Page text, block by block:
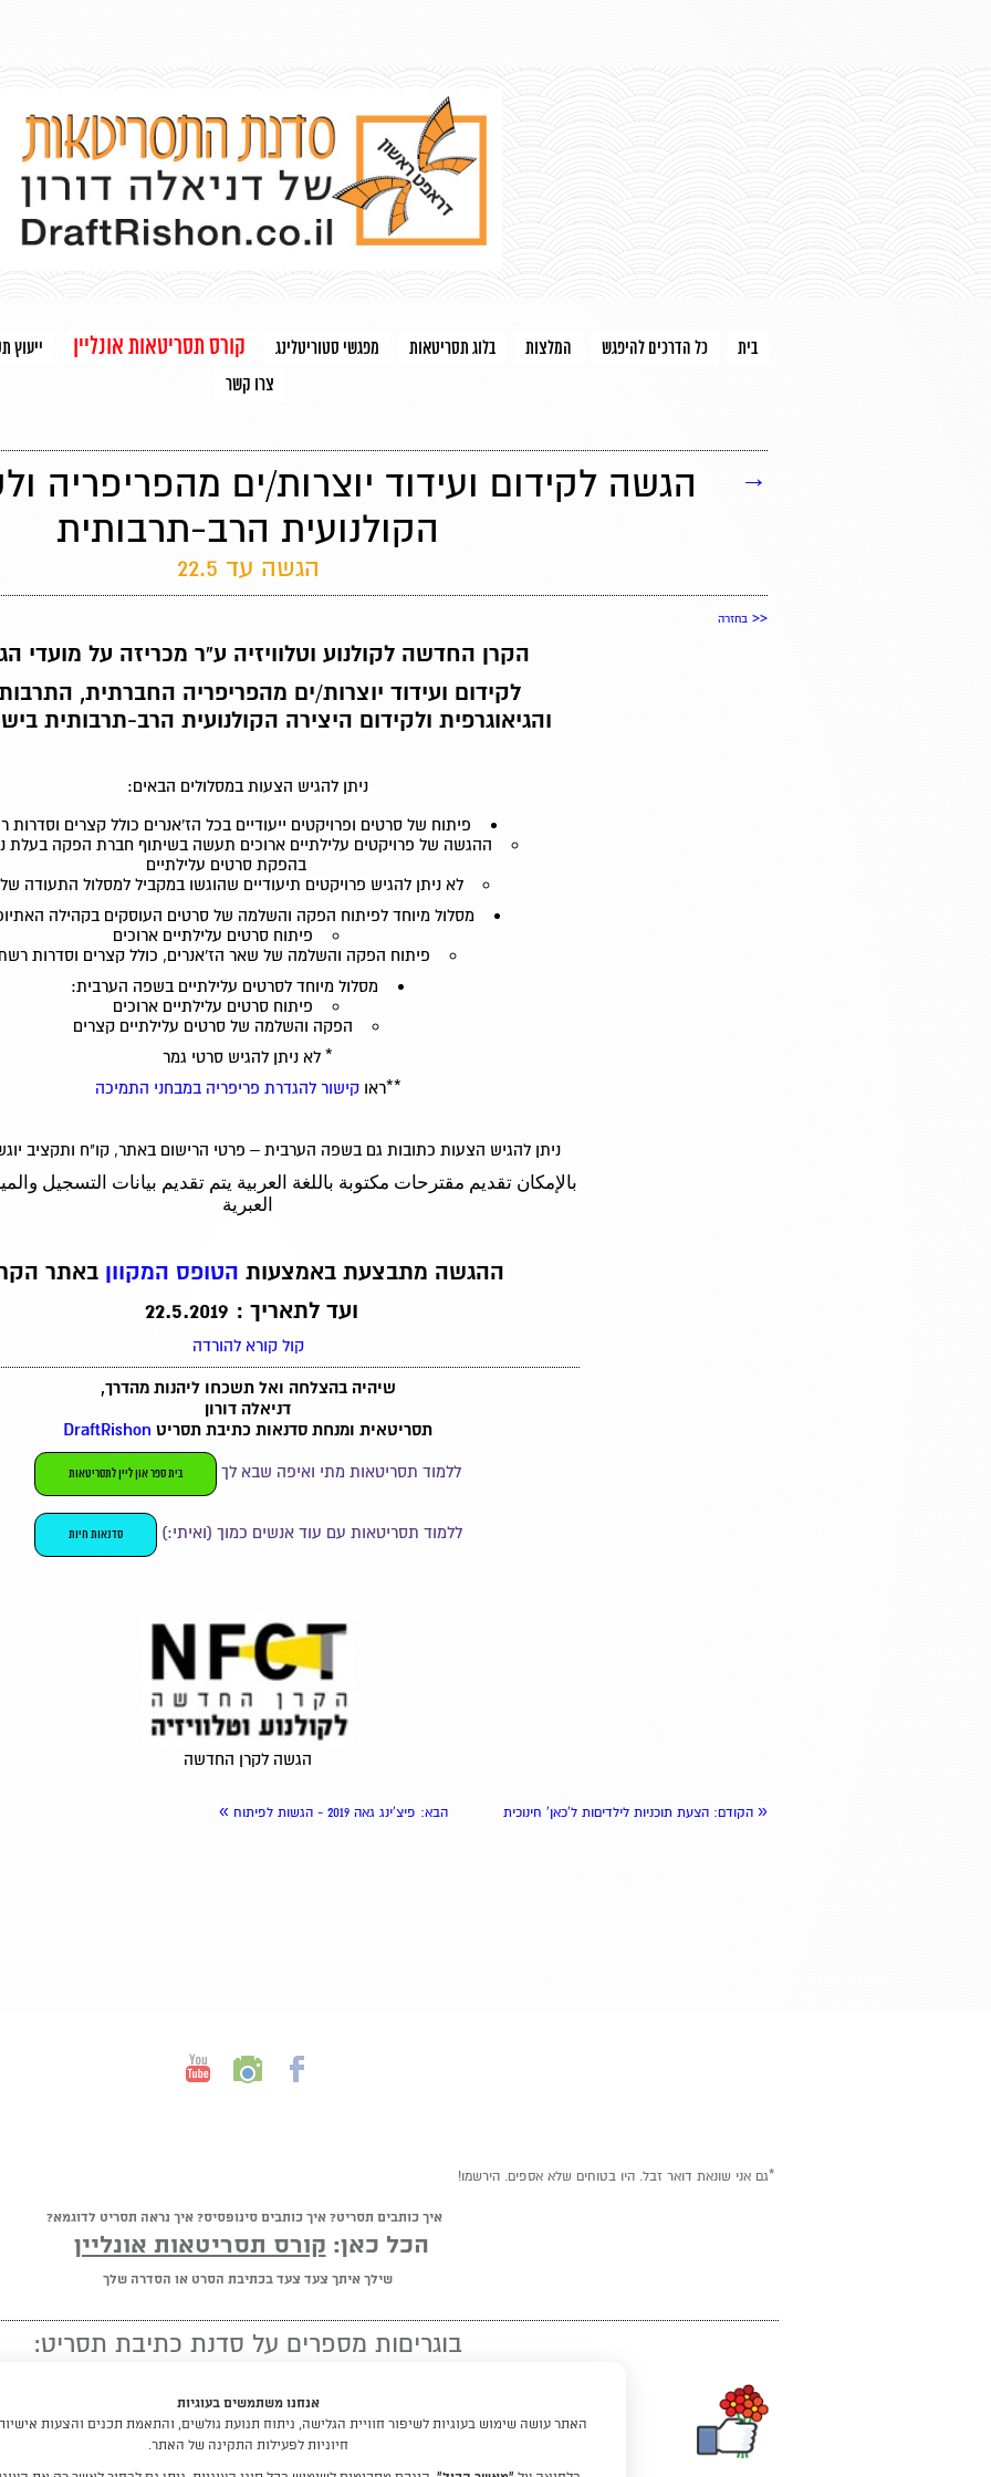
בית כל הדרכים להיפגש המלצות בלוג תסריטאות מפגשי סטוריטלינג קורס תסריטאות אונליין ייעוץ
צרו קשר
הגשה לקידום ועידוד יוצרות/ים מהפריפריה
הקולנועית הרב-תרבותית
הגשה עד 22.5
→
<< בחזרה
הקרן החדשה לקולנוע וטלוויזיה ע"ר מכריזה על מועדי
לקידום ועידוד יוצרות/ים מהפריפריה החברתית,
והגיאוגרפית ולקידום היצירה הקולנועית הרב-תרבותית
ניתן להגיש הצעות במסלולים הבאים:
פיתוח של סרטים ופרויקטים ייעודיים בכל הז'אנרים כולל קצרים וסדרות
ההגשה של פרויקטים עלילתיים ארוכים תעשה בשיתוף חברת הפקה בעלת
בהפקת סרטים עלילתיים
לא ניתן להגיש פרויקטים תיעודיים שהוגשו במקביל למסלול התעודה
מסלול מיוחד לפיתוח הפקה והשלמה של סרטים העוסקים בקהילה
פיתוח סרטים עלילתיים ארוכים
פיתוח הפקה והשלמה של שאר הז'אנרים, כולל קצרים וסדרות
מסלול מיוחד לסרטים עלילתיים בשפה הערבית:
פיתוח סרטים עלילתיים ארוכים
הפקה והשלמה של סרטים עלילתיים קצרים
* לא ניתן להגיש סרטי גמר
**ראוקישור להגדרת פריפריה במבחני התמיכה
ניתן להגיש הצעות כתובות גם בשפה הערבית – פרטי הרישום באתר, קו"ח ותקציב
بالإمكان تقديم مقترحات مكتوبة باللغة العربية يتم تقديم بيانات التسجيل
العبرية
ההגשה מתבצעת באמצעות הטופס המקוון באתר
ועד לתאריך : 22.5.2019
קול קורא להורדה
שיהיה בהצלחה ואל תשכחו ליהנות מהדרך,
דניאלה דורון
תסריטאית ומנחת סדנאות כתיבת תסריט DraftRishon
ללמוד תסריטאות מתי ואיפה שבא לך בית ספר און ליין לתסריטאות
ללמוד תסריטאות עם עוד אנשים כמוך (ואיתי:) סדנאות חיות
הגשה לקרן החדשה
« הקודם: הצעת תוכניות לילדיםות ל'כאן' חינוכית הבא: פיצ'ינג גאה 2019 - הגשות לפיתוח »
*גם אני שונאת דואר זבל. היו בטוחים שלא אספים. הירשמו!
איך כותבים תסריט? איך כותבים סינופסיס? איך נראה תסריט לדוגמא?
הכל כאן: קורס תסריטאות אונליין
שילך איתך צעד צעד בכתיבת הסרט או הסדרה שלך
בוגריםות מספרים על סדנת כתיבת תסריט:
"מומלץ לכל מי שיש לו חלום לכתוב
אנחנו משתמשים בעוגיות
האתר עושה שימוש בעוגיות לשיפור חוויית הגלישה, ניתוח תנועת גולשים, והתאמת תכנים והצעות
חיוניות לפעילות התקינה של האתר.